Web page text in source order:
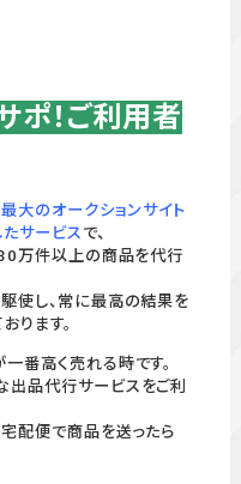
ポ！ご利用者
大のオークションサイト
たサービス で、
万件以上の商品を代行
使し、常に最高の結果を
ります。
番高く売れる時です。
出品代行サービスをご利
配便で商品を送ったら